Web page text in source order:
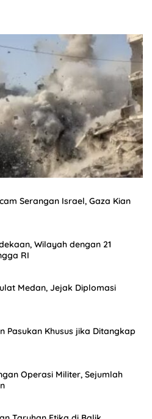
Serangan Israel, Gaza Kian
Wilayah dengan 21
RI
Medan, Jejak Diplomasi
Pasukan Khusus jika Ditangkap
Operasi Militer, Sejumlah